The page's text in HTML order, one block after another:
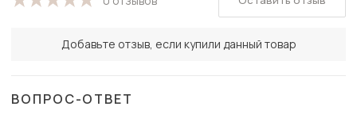
Добавьте отзыв, если купили данный товар
ВОПРОС-ОТВЕТ